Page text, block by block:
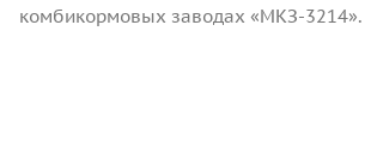
комбикормовых заводах «МКЗ-3214».